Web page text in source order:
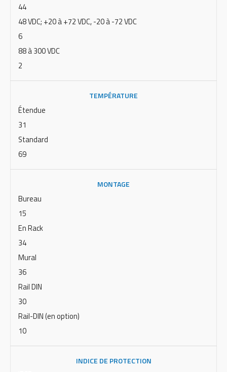
44
48 VDC; +20 à +72 VDC, -20 à -72 VDC
6
88 à 300 VDC
2
TEMPÉRATURE
Étendue
31
Standard
69
MONTAGE
Bureau
15
En Rack
34
Mural
36
Rail DIN
30
Rail-DIN (en option)
10
INDICE DE PROTECTION